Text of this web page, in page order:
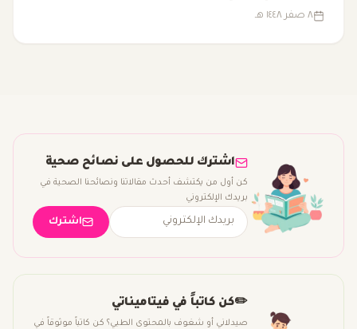
الجانبية.
٨ صفر ١٤٤٨ هـ
اشترك للحصول على نصائح صحية
كن أول من يكتشف أحدث مقالاتنا ونصائحنا الصحية في
بريدك الإلكتروني
اشترك
✏️كن كاتباً في فيتاميناتي
صيدلاني أو شغوف بالمحتوى الطبي؟ كن كاتباً موثوقاً في